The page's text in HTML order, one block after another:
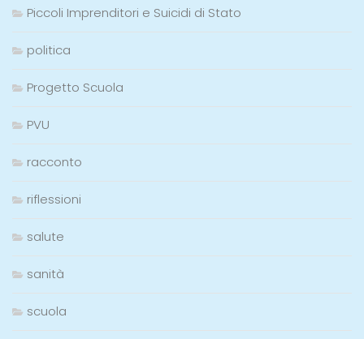
Piccoli Imprenditori e Suicidi di Stato
politica
Progetto Scuola
PVU
racconto
riflessioni
salute
sanità
scuola